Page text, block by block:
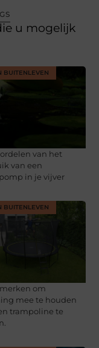
u mogelijk
BUITENLEVEN
van het
van een
in je vijver
BUITENLEVEN
om
mee te houden
trampoline te